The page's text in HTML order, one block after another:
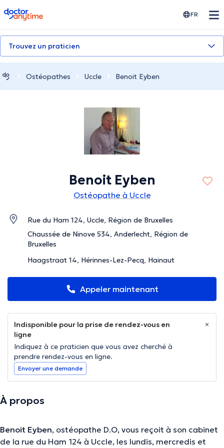
doctoranytime FR
Trouvez un praticien
Ostéopathes Uccle Benoit Eyben
Benoit Eyben
Ostéopathe à Uccle
Rue du Ham 124, Uccle, Région de Bruxelles
Chaussée de Ninove 534, Anderlecht, Région de
Bruxelles
Haagstraat 14, Hérinnes-Lez-Pecq, Hainaut
Appeler maintenant
Indisponible pour la prise de rendez-vous en
ligne
Indiquez à ce praticien que vous avez cherché à
prendre rendez-vous en ligne.
Envoyer une demande
À propos
Benoit Eyben, ostéopathe D.O, vous reçoit à son cabinet
de la rue du Ham 124 à Uccle, les lundis, mercredis et